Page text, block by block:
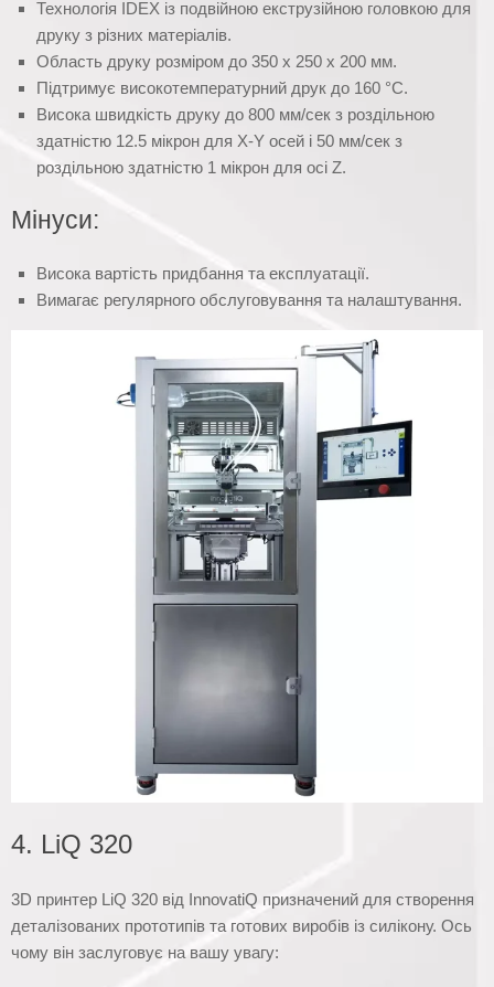
Технологія IDEX із подвійною екструзійною головкою для
друку з різних матеріалів.
Область друку розміром до 350 х 250 х 200 мм.
Підтримує високотемпературний друк до 160 °C.
Висока швидкість друку до 800 мм/сек з роздільною
здатністю 12.5 мікрон для X-Y осей і 50 мм/сек з
роздільною здатністю 1 мікрон для осі Z.
Мінуси:
Висока вартість придбання та експлуатації.
Вимагає регулярного обслуговування та налаштування.
4. LiQ 320
3D принтер LiQ 320 від InnovatiQ призначений для створення
деталізованих прототипів та готових виробів із силікону. Ось
чому він заслуговує на вашу увагу: